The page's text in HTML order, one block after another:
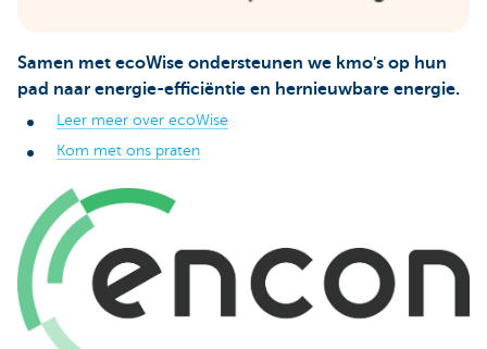
Samen met ecoWise ondersteunen we kmo's op hun
pad naar energie-efficiëntie en hernieuwbare energie.
Leer meer over ecoWise
Kom met ons praten